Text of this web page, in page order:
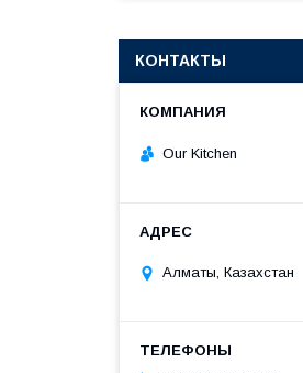
КОНТАКТЫ
Our Kitchen
Алматы, Казахстан